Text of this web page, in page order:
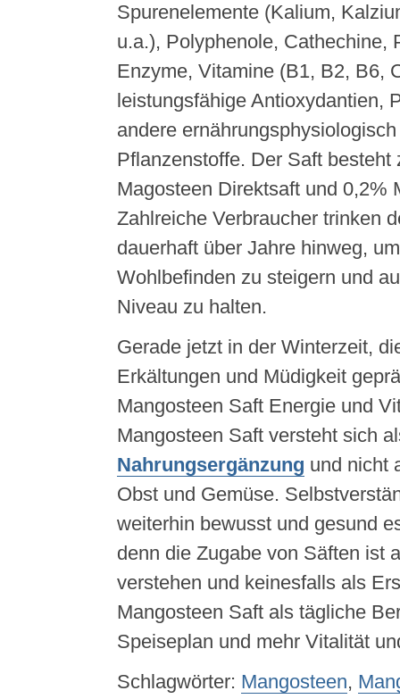
Spurenelemente (Kalium,
u.a.), Polyphenole, Cathechine,
Enzyme, Vitamine (B1, B2, B6,
leistungsfähige Antioxydantien,
andere
Pflanzenstoffe. Der Saft besteht
Magosteen Direktsaft und 0,2%
Zahlreiche Verbraucher trinken
dauerhaft über Jahre hinweg,
Wohlbefinden zu steigern und
Niveau zu halten.
Gerade jetzt in der Winterzeit,
Erkältungen und Müdigkeit
Mangosteen Saft Energie und
Mangosteen Saft versteht sich
Nahrungsergänzung und nicht
Obst und Gemüse.
weiterhin bewusst und gesund
denn die Zugabe von Säften ist
verstehen und keinesfalls als
Mangosteen Saft als tägliche
Speiseplan und mehr Vitalität
Schlagwörter: Mangosteen,